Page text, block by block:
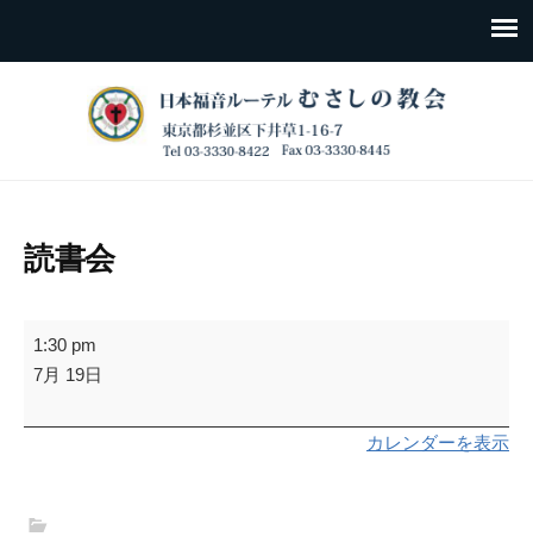
読書会
読
書
1:30 pm
7月 19日
カレンダーを表示